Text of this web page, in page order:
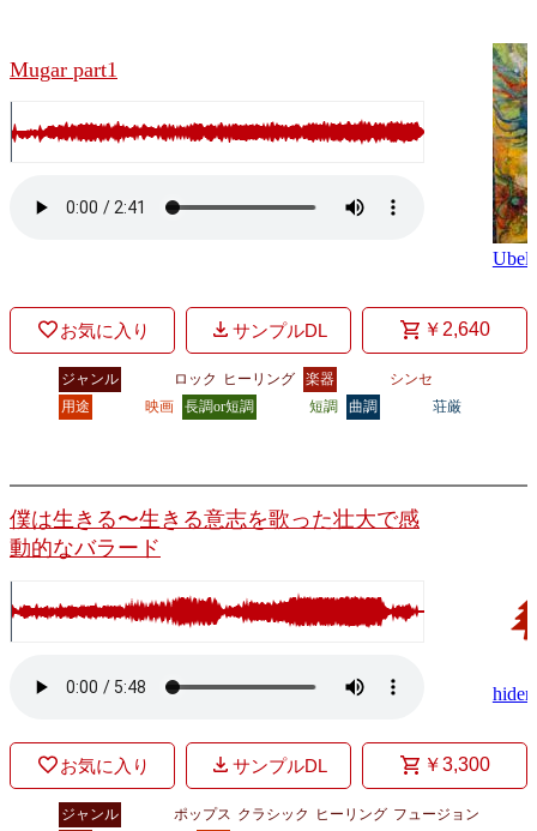
Mugar part1
お気に入り サンプルDL ￥2,640
ジャンル ロック ヒーリング 楽器
シンセ
用途
映画 長調or短調 短調 曲調 荘厳
僕は生きる〜生きる意志を歌った壮大で感
動的なバラード
お気に入り サンプルDL ￥3,300
ジャンル ポップス クラシック ヒーリング フュージョン